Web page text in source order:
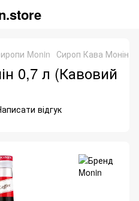
Monin Сироп Кава Монін
0,7 л (Кавовий
відгук